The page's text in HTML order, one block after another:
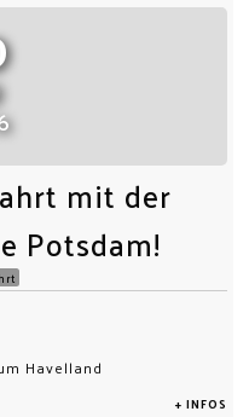
mit der
Potsdam!
Havelland
+ INFOS